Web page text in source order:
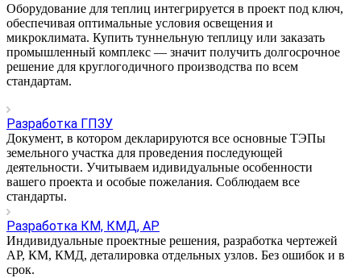
Оборудование для теплиц интегрируется в проект под ключ,
обеспечивая оптимальные условия освещения и
микроклимата. Купить туннельную теплицу или заказать
промышленный комплекс — значит получить долгосрочное
решение для круглогодичного производства по всем
стандартам.
Разработка ГПЗУ
Документ, в котором декларируются все основные ТЭПы
земельного участка для проведения последующей
деятельности. Учитываем идивидуальные особенности
вашего проекта и особые пожелания. Соблюдаем все
стандарты.
Разработка КМ, КМД, АР
Индивидуальные проектные решения, разработка чертежей
АР, КМ, КМД, деталировка отдельных узлов. Без ошибок и в
срок.